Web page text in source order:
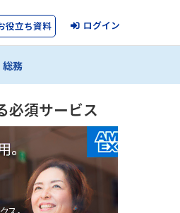
役立ち資料 ログイン
総務
必須サービス